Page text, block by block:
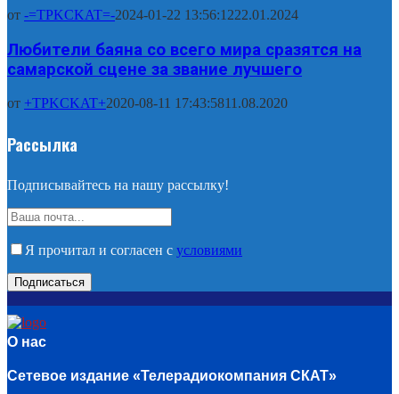
от -=TPKCKAT=-2024-01-22 13:56:1222.01.2024
Любители баяна со всего мира сразятся на
самарской сцене за звание лучшего
от +TPKCKAT+2020-08-11 17:43:5811.08.2020
Рассылка
Подписывайтесь на нашу рассылку!
Я прочитал и согласен с условиями
О нас
Сетевое издание «Телерадиокомпания СКАТ»